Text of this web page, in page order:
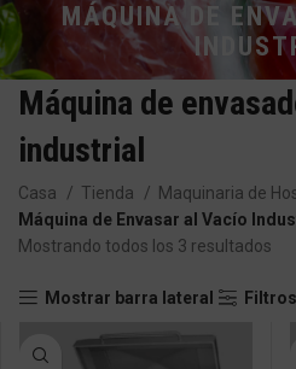
MÁQUINA DE
Máquina de
industrial
Casa Tienda Maquinaria de
Máquina de Envasar al Vacío
Mostrando todos los 3 resultados
Mostrar barra lateral Filtros